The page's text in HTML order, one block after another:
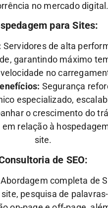
no mercado digital.
para Sites:
Servidores de alta
garantindo máximo
no
Segurança
especializado,
o crescimento do
relação à
site.
de SEO:
Abordagem completa de
pesquisa de